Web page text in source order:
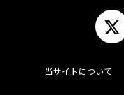
当サイトについて